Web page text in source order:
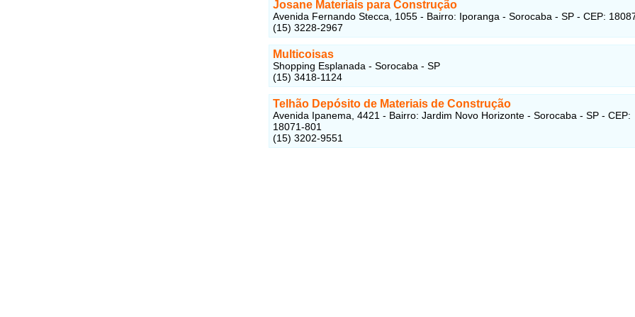
Josane Materiais para Construção
Avenida Fernando Stecca, 1055 - Bairro: Iporanga - Sorocaba - SP - CEP:
(15) 3228-2967
Multicoisas
Shopping Esplanada - Sorocaba - SP
(15) 3418-1124
Telhão Depósito de Materiais de Construção
Avenida Ipanema, 4421 - Bairro: Jardim Novo Horizonte - Sorocaba - SP - CEP:
18071-801
(15) 3202-9551